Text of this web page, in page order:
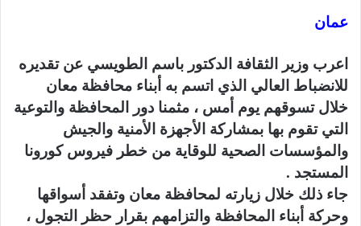
عمان
اعرب وزير الثقافة الدكتور باسم الطويسي عن تقديره
للانضباط العالي الذي اتسم به أبناء محافظة معان
خلال تسوقهم يوم أمس ، مثمنا دور المحافظة والتوعية
التي تقوم بها بمشاركة الأجهزة الأمنية والجيش
والمؤسسات الصحية للوقاية من خطر فيروس كورونا
المستجد .
جاء ذلك خلال زيارته لمحافظة معان وتفقد أسواقها
وحركة أبناء المحافظة والتزامهم بقرار حظر التجول ،